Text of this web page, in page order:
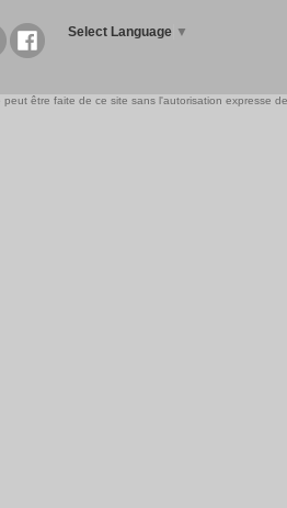
Select Language ▼
être faite de ce site sans l'autorisation expresse